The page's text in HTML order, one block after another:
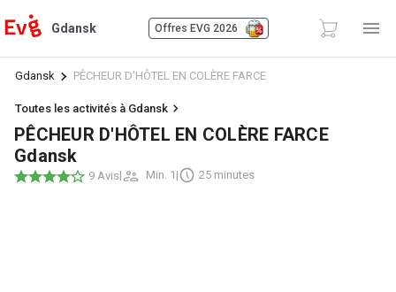
Gdansk Offres EVG 2026
Gdansk PÊCHEUR D'HÔTEL EN COLÈRE FARCE
Toutes les activités à Gdansk
PÊCHEUR D'HÔTEL EN COLÈRE FARCE
Gdansk
9 Avis| Min. 1 | 25 minutes